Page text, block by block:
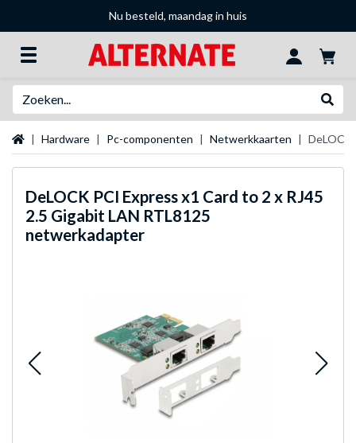
Nu besteld, maandag in huis
Startpagina
Hardware Pc-componenten Netwerkkaarten DeLOCK
DeLOCK PCI Express x1 Card to 2 x RJ45
2.5 Gigabit LAN RTL8125
netwerkadapter